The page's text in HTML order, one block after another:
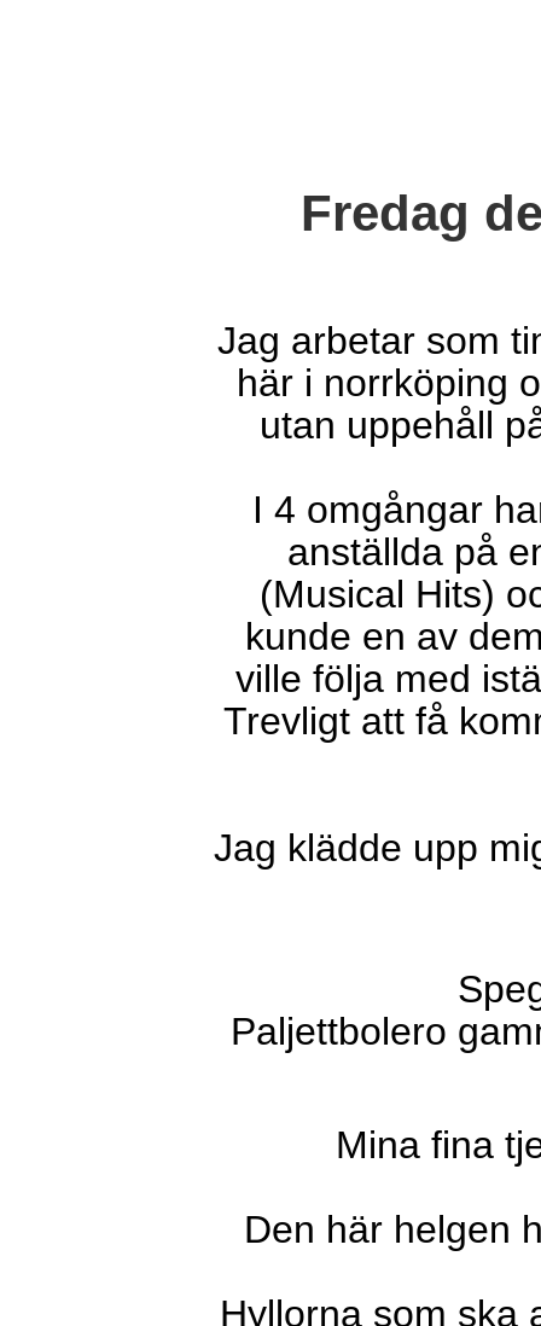
Fredag
Jag arbetar som
här i norrköping
utan uppehåll
I 4 omgångar
anställda på
(Musical Hits)
kunde en av
ville följa med
Trevligt att få
Jag klädde upp
Paljettbolero
Mina fina
Den här helgen
Hyllorna som ska